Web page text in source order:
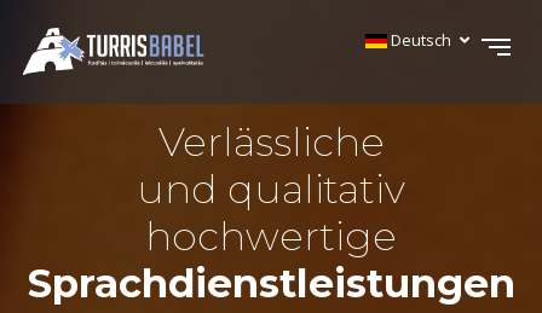
Deutsch
Verlässliche
und qualitativ
hochwertige
Sprachdienstleistungen